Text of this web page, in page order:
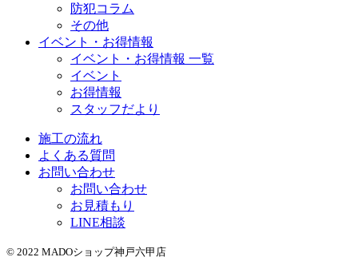
防犯コラム
その他
イベント・お得情報
イベント・お得情報 一覧
イベント
お得情報
スタッフだより
施工の流れ
よくある質問
お問い合わせ
お問い合わせ
お見積もり
LINE相談
© 2022 MADOショップ神戸六甲店